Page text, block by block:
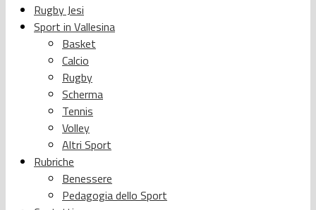
Rugby Jesi
Sport in Vallesina
Basket
Calcio
Rugby
Scherma
Tennis
Volley
Altri Sport
Rubriche
Benessere
Pedagogia dello Sport